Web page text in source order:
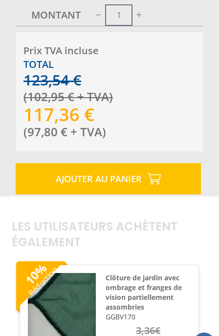
MONTANT
Prix ​​TVA incluse
TOTAL
123,54 €
(102,95€+ TVA)
117,36 €
(97,80 € + TVA)
AJOUTER AU PANIER
LES UTILISATEURS ACHÈTENT
ÉGALEMENT
10
%
Réduction
Clôture de jardin avec
ombrage et franges de
vision partiellement
assombries
GGBV170
3,36€